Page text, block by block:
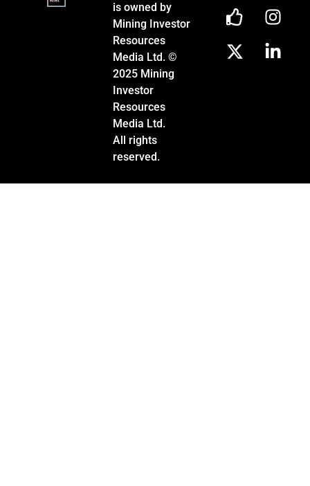
is owned by
Mining Investor
Resources
Media Ltd. ©
2025 Mining
Investor
Resources
Media Ltd.
All rights
reserved.